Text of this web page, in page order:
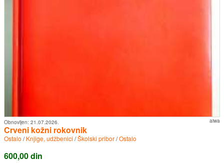
aiwa
Obnovljen: 21.07.2026.
Crveni kožni rokovnik
Ostalo /Knjige, udžbenici /Školski pribor/Ostalo
600,00 din